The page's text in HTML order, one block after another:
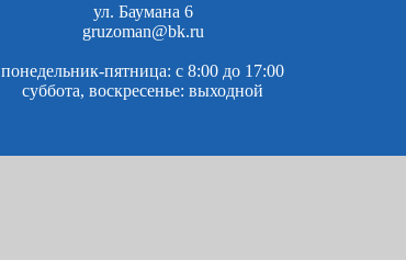
ул. Баумана 6
gruzoman@bk.ru
понедельник-пятница: c 8:00 до 17:00
суббота, воскресенье: выходной